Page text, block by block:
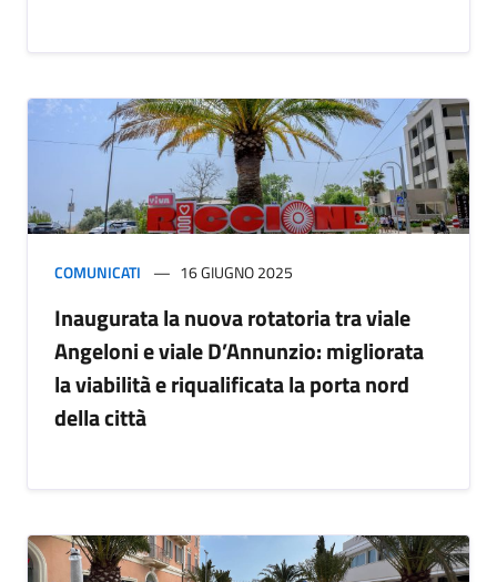
COMUNICATI 16 GIUGNO 2025
Inaugurata la nuova rotatoria tra viale
Angeloni e viale D’Annunzio: migliorata
la viabilità e riqualificata la porta nord
della città